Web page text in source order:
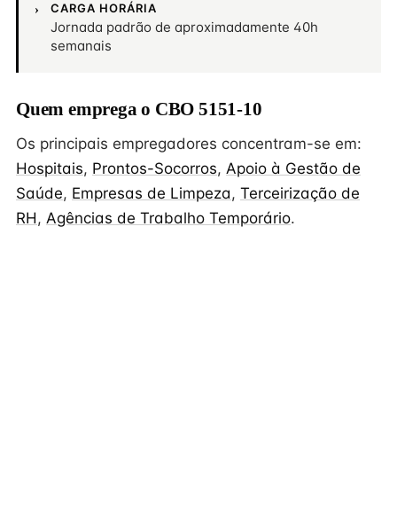
CARGA HORÁRIA
Jornada padrão de aproximadamente 40h
semanais
Quem emprega o CBO 5151-10
Os principais empregadores concentram-se em:
Hospitais, Prontos-Socorros, Apoio à Gestão de
Saúde, Empresas de Limpeza, Terceirização de
RH, Agências de Trabalho Temporário.